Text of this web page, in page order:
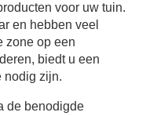
voor uw tuin.
en hebben veel
zone op een
biedt u een
nodig zijn.
de benodigde